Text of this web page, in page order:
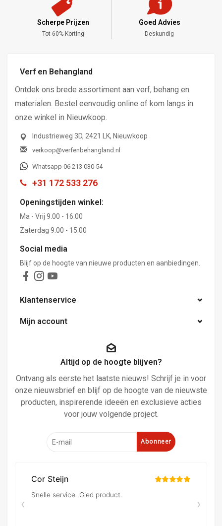
Scherpe Prijzen
Tot 60% Korting
Goed Advies
Deskundig
Verf en Behangland
Ontdek ons brede assortiment aan verf, behang en
materialen. Bestel eenvoudig online of kom langs in
onze winkel in Nieuwkoop.
Industrieweg 3D, 2421 LK, Nieuwkoop
verkoop@verfenbehangland.nl
Whatsapp 06 213 030 54
+31 172 533 276
Openingstijden winkel:
Ma - Vrij 9.00 - 16.00
Zaterdag 9.00 - 15.00
Social media
Blijf op de hoogte van nieuwe producten en aanbiedingen.
Klantenservice
Mijn account
Altijd op de hoogte blijven?
Ontvang als eerste het laatste nieuws! Schrijf je in voor
onze nieuwsbrief en blijf op de hoogte van de nieuwste
producten, inspirerende ideeën en exclusieve acties
voor jouw volgende project.
Abonneer